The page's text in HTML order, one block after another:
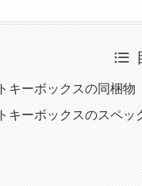
キーボックスの同梱物
キーボックスのスペッ